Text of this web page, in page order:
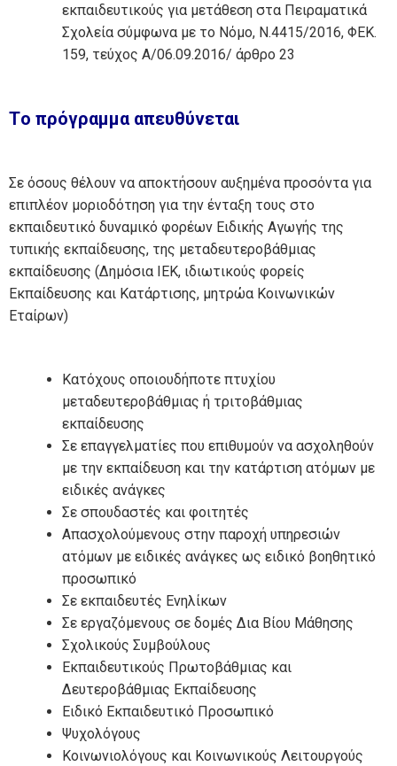
εκπαιδευτικούς για μετάθεση στα Πειραματικά
Σχολεία σύμφωνα με το Νόμο, Ν.4415/2016, ΦΕΚ.
159, τεύχος Α/06.09.2016/ άρθρο 23
Tο πρόγραμμα απευθύνεται
Σε όσους θέλουν να αποκτήσουν αυξημένα προσόντα για
επιπλέον μοριοδότηση για την ένταξη τους στο
εκπαιδευτικό δυναμικό φορέων Ειδικής Αγωγής της
τυπικής εκπαίδευσης, της μεταδευτεροβάθμιας
εκπαίδευσης (Δημόσια ΙΕΚ, ιδιωτικούς φορείς
Εκπαίδευσης και Κατάρτισης, μητρώα Κοινωνικών
Εταίρων)
Κατόχους οποιουδήποτε πτυχίου
μεταδευτεροβάθμιας ή τριτοβάθμιας
εκπαίδευσης
Σε επαγγελματίες που επιθυμούν να ασχοληθούν
με την εκπαίδευση και την κατάρτιση ατόμων με
ειδικές ανάγκες
Σε σπουδαστές και φοιτητές
Απασχολούμενους στην παροχή υπηρεσιών
ατόμων με ειδικές ανάγκες ως ειδικό βοηθητικό
προσωπικό
Σε εκπαιδευτές Ενηλίκων
Σε εργαζόμενους σε δομές Δια Βίου Μάθησης
Σχολικούς Συμβούλους
Εκπαιδευτικούς Πρωτοβάθμιας και
Δευτεροβάθμιας Εκπαίδευσης
Ειδικό Εκπαιδευτικό Προσωπικό
Ψυχολόγους
Κοινωνιολόγους και Κοινωνικούς Λειτουργούς